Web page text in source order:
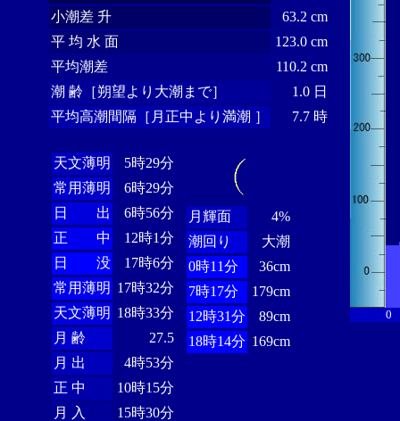
小潮差 升
63.2 cm
平 均 水 面
123.0 cm
平均潮差
110.2 cm
潮 齢［朔望より大潮まで］
1.0 日
平均高潮間隔［月正中より満潮 ］
7.7 時
天文薄明
5時29分
常用薄明
6時29分
日 出
6時56分
正 中
12時1分
日 没
17時6分
常用薄明 17時32分
天文薄明 18時33分
月 齢
27.5
月 出
4時53分
正 中
10時15分
月 入
15時30分
月輝面
4%
潮回り
大潮
0時11分
36cm
7時17分
179cm
12時31分
89cm
18時14分 169cm
0